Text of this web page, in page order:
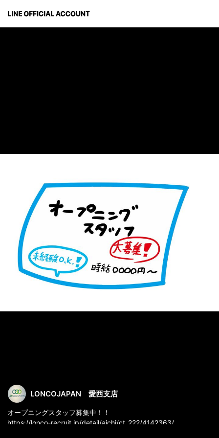
LONCOJAPAN 愛西支店
オープニングスタッフ募集中！！
https://lonco-recruit.jp/detail/aichi/ct_222/4142363/